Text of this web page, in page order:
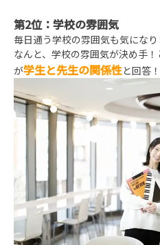
第2位：学校の雰囲気
毎日通う学校の雰囲気も気にな
なんと、学校の雰囲気が決め手
が学生と先生の関係性と回答！